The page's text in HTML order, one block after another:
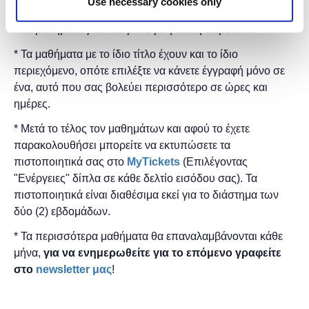
* Τα μαθήματα με το ίδιο τίτλο έχουν και το ίδιο
περιεχόμενο, οπότε επιλέξτε να κάνετε έγγραφή μόνο σε
ένα, αυτό που σας βολεύει περισσότερο σε ώρες και
ημέρες.
* Μετά το τέλος τον μαθημάτων και αφού το έχετε
παρακολουθήσει μπορείτε να εκτυπώσετε τα
πιστοποιητικά ​σας στο MyTickets (Επιλέγοντας
"Ενέργειες" δίπλα σε κάθε δελτίο εισόδου σας). Τα
πιστοποιητικά είναι διαθέσιμα εκεί για το διάστημα των
δύο (2) εβδομάδων.
* Τα περισσότερα μαθήματα θα επαναλαμβάνονται κάθε
μήνα, για να ενημερωθείτε για το επόμενο γραφείτε
στο newsletter μας!